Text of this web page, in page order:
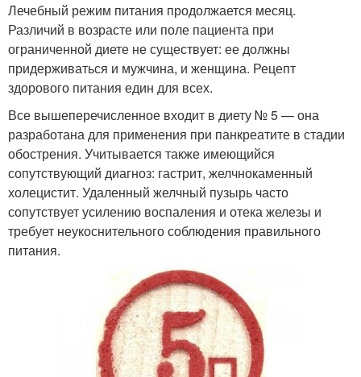
Лечебный режим питания продолжается месяц.
Различий в возрасте или поле пациента при
ограниченной диете не существует: ее должны
придерживаться и мужчина, и женщина. Рецепт
здорового питания един для всех.
Все вышеперечисленное входит в диету № 5 — она
разработана для применения при панкреатите в стадии
обострения. Учитывается также имеющийся
сопутствующий диагноз: гастрит, желчнокаменный
холецистит. Удаленный желчный пузырь часто
сопутствует усилению воспаления и отека железы и
требует неукоснительного соблюдения правильного
питания.